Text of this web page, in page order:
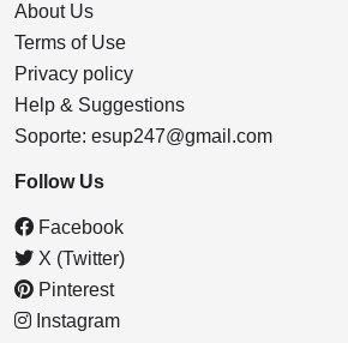
About Us
Terms of Use
Privacy policy
Help & Suggestions
Soporte: esup247@gmail.com
Follow Us
Facebook
X (Twitter)
Pinterest
Instagram